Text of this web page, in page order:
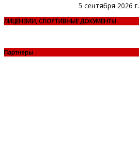
5 сентября 2026 г.
ЛИЦЕНЗИИ, СПОРТИВНЫЕ ДОКУМЕНТЫ
Партнеры